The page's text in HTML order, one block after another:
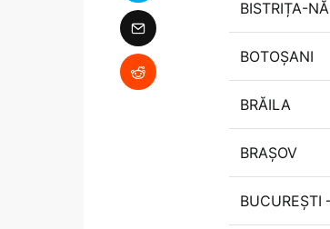
BISTRIȚA-
BOTOȘANI
BRĂILA
BRAȘOV
BUCUREȘTI